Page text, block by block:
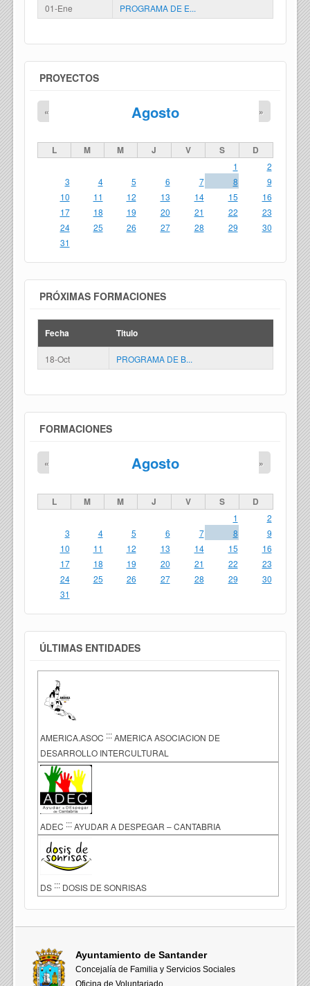
01-Ene
PROGRAMA DE E...
PROYECTOS
Agosto
« »
L M M J V S D
1
2
3
4 5 6 7 8
9
10
11 12 13 14 15
16
17
18 19 20 21 22
23
24
25 26 27 28 29
30
31
PRÓXIMAS FORMACIONES
Fecha Titulo
18-Oct PROGRAMA DE B...
FORMACIONES
Agosto
« »
L M M J V S D
1
2
3
4 5 6 7 8
9
10
11 12 13 14 15
16
17
18 19 20 21 22
23
24
25 26 27 28 29
30
31
ÚLTIMAS ENTIDADES
AMERICA.ASOC ::: AMERICA ASOCIACION DE
DESARROLLO INTERCULTURAL
ADEC ::: AYUDAR A DESPEGAR – CANTABRIA
DS ::: DOSIS DE SONRISAS
Ayuntamiento de Santander
Concejalía de Familia y Servicios Sociales
Oficina de Voluntariado